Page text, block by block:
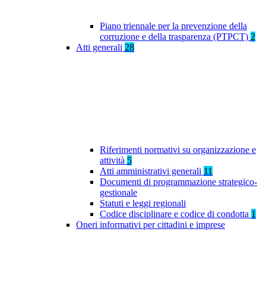
Piano triennale per la prevenzione della
corruzione e della trasparenza (PTPCT) 2
Atti generali 28
Riferimenti normativi su organizzazione e
attività 5
Atti amministrativi generali 11
Documenti di programmazione strategico-
gestionale
Statuti e leggi regionali
Codice disciplinare e codice di condotta 1
Oneri informativi per cittadini e imprese